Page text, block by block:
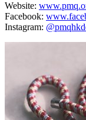
Website:
Facebook:
Instagram: